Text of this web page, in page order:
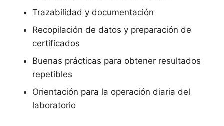
Trazabilidad y documentación
Recopilación de datos y preparación de
certificados
Buenas prácticas para obtener resultados
repetibles
Orientación para la operación diaria del
laboratorio